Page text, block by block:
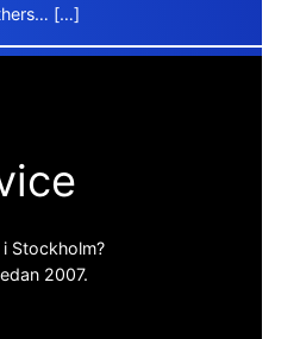
[…]
Stockholm?
2007.